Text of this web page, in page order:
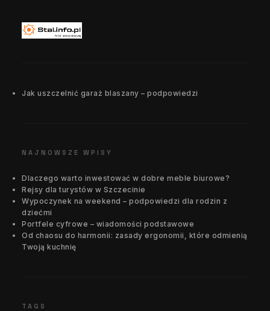
Jak uszczelnić garaż blaszany – podpowiedzi
NAJNOWSZE WPISY
Dlaczego warto inwestować w dobre meble biurowe?
Rejsy dla turystów w Szczecinie
Wypoczynek na weekend – podpowiedzi dla rodzin z
dziećmi
Portfele cyfrowe – wiadomości podstawowe
Od chaosu do harmonii: zasady ergonomii, które odmienią
Twoją kuchnię
TAGS